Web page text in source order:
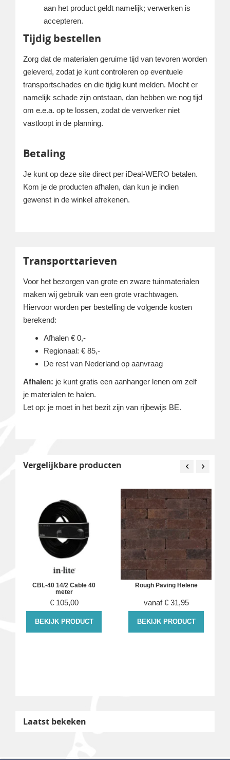
aan het product geldt namelijk; verwerken is
accepteren.
Tijdig bestellen
Zorg dat de materialen geruime tijd van tevoren worden
geleverd, zodat je kunt controleren op eventuele
transportschades en die tijdig kunt melden. Mocht er
namelijk schade zijn ontstaan, dan hebben we nog tijd
om e.e.a. op te lossen, zodat de verwerker niet
vastloopt in de planning.
Betaling
Je kunt op deze site direct per iDeal-WERO betalen.
Kom je de producten afhalen, dan kun je indien
gewenst in de winkel afrekenen.
Transporttarieven
Voor het bezorgen van grote en zware tuinmaterialen
maken wij gebruik van een grote vrachtwagen.
Hiervoor worden per bestelling de volgende kosten
berekend:
Afhalen € 0,-
Regionaal: € 85,-
De rest van Nederland op aanvraag
Afhalen: je kunt gratis een aanhanger lenen om zelf
je materialen te halen.
Let op: je moet in het bezit zijn van rijbewijs BE.
Vergelijkbare producten
CBL-40 14/2 Cable 40
meter
€ 105,00
BEKIJK PRODUCT
Rough Paving Helene
vanaf € 31,95
BEKIJK PRODUCT
Laatst bekeken